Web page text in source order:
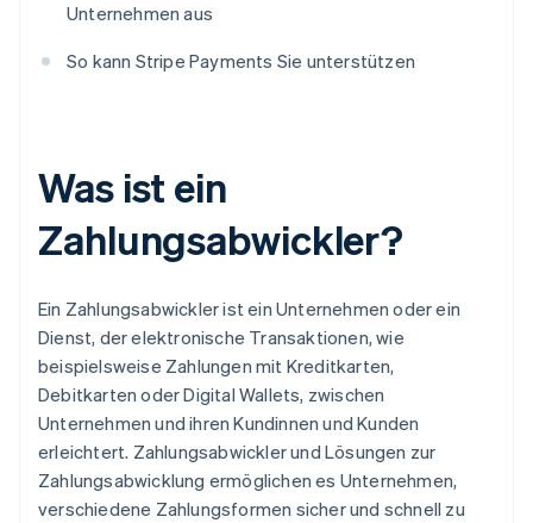
Unternehmen aus
So kann Stripe Payments Sie unterstützen
Was ist ein
Zahlungsabwickler?
Ein Zahlungsabwickler ist ein Unternehmen oder ein
Dienst, der elektronische Transaktionen, wie
beispielsweise Zahlungen mit Kreditkarten,
Debitkarten oder Digital Wallets, zwischen
Unternehmen und ihren Kundinnen und Kunden
erleichtert. Zahlungsabwickler und Lösungen zur
Zahlungsabwicklung ermöglichen es Unternehmen,
verschiedene Zahlungsformen sicher und schnell zu